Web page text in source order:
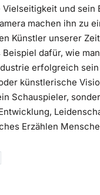
Vielseitigkeit und sein
machen ihn zu
Künstler unserer
dafür, wie
erfolgreich sein
künstlerische
Schauspieler,
Erzählen